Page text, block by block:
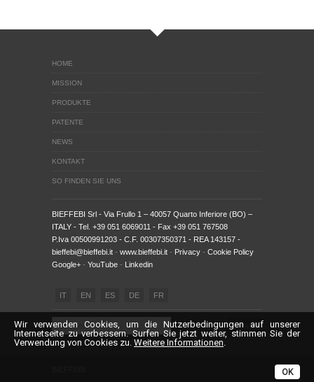
HOME
MISSION
PRODUKTE
PATENTE
NEWS
KONTAKT
SO FINDEN SIE UNS
BIEFFEBI Srl - Via Frullo 1 – 40057 Quarto Inferiore (BO) –
ITALY - Tel. +39 051 6069011 - Fax +39 051 767508
P.Iva 00500991203 - C.F. 00307350371 - REA 143157 -
bieffebi@bieffebi.it - www.bieffebi.it - Privacy - Cookie Policy
Google+ - YouTube - Linkedin
IT EN ES DE FR
Wir verwenden Cookies, um die Nutzerbedingungen auf unserer
Internetseite zu verbessern. Surfen Sie jetzt weiter, stimmen Sie der
Verwendung von Cookies zu. Weitere Informationen.
OK